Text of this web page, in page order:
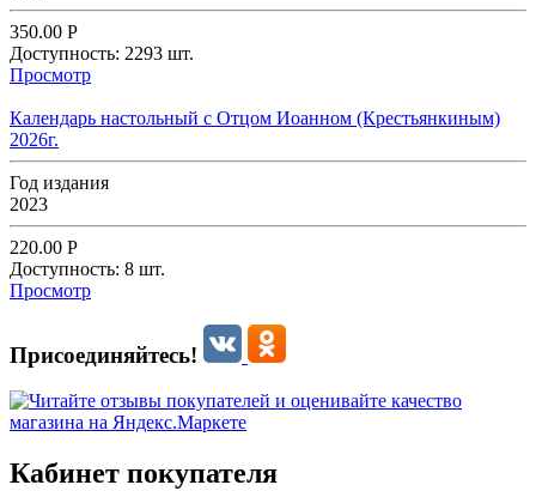
350.00 Р
Доступность: 2293 шт.
Просмотр
Календарь настольный с Отцом Иоанном (Крестьянкиным)
2026г.
Год издания
2023
220.00 Р
Доступность: 8 шт.
Просмотр
Присоединяйтесь!
Кабинет покупателя